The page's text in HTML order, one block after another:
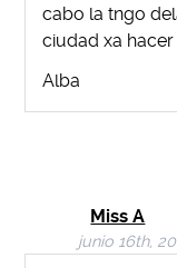
cabo la tngo
ciudad xa
Alba
Miss A
junio 16th,